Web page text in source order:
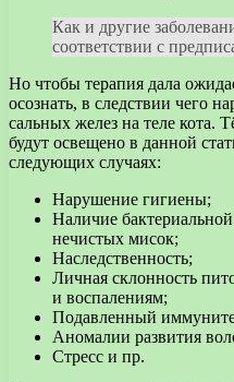
Как и другие
соответствии с
Но чтобы терапия дала
осознать, в следствии чего
сальных желез на теле кота.
будут освещено в данной
следующих случаях:
Нарушение гигиены;
Наличие
нечистых мисок;
Наследственность;
Личная склонность
и воспалениям;
Подавленный
Аномалии развития
Стресс и пр.